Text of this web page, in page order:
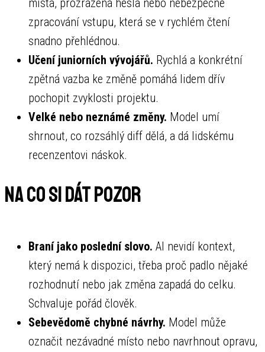
zpracování vstupu, která se v rychlém čtení
snadno přehlédnou.
Učení juniorních vývojářů. Rychlá a konkrétní
zpětná vazba ke změně pomáhá lidem dřív
pochopit zvyklosti projektu.
Velké nebo neznámé změny. Model umí
shrnout, co rozsáhlý diff dělá, a dá lidskému
recenzentovi náskok.
Na co si dát pozor
Braní jako poslední slovo. AI nevidí kontext,
který nemá k dispozici, třeba proč padlo nějaké
rozhodnutí nebo jak změna zapadá do celku.
Schvaluje pořád člověk.
Sebevědomě chybné návrhy. Model může
označit nezávadné místo nebo navrhnout opravu,